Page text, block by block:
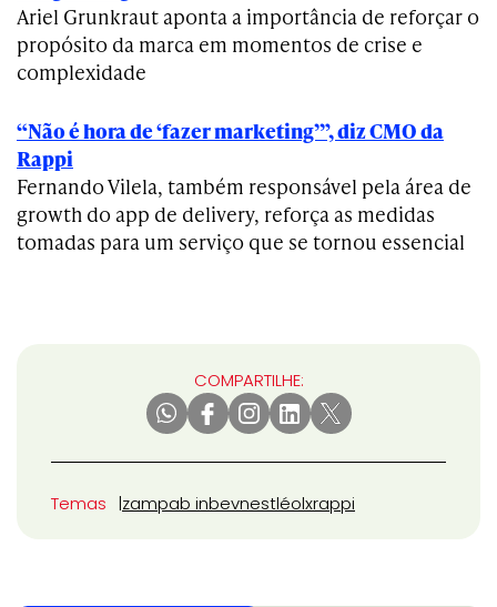
Ariel Grunkraut aponta a importância de reforçar o
propósito da marca em momentos de crise e
complexidade
“Não é hora de ‘fazer marketing’”, diz CMO da
Rappi
Fernando Vilela, também responsável pela área de
growth do app de delivery, reforça as medidas
tomadas para um serviço que se tornou essencial
COMPARTILHE:
Temas zampab inbevnestléolxrappi